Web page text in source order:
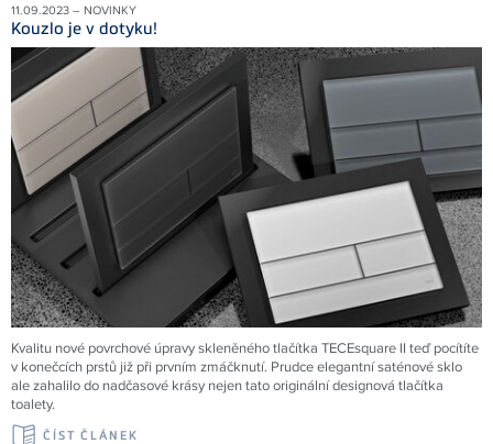
11.09.2023 – NOVINKY
Kouzlo je v dotyku!
Kvalitu nové povrchové úpravy skleněného tlačítka TECEsquare II teď pocítíte
v konečcích prstů již při prvním zmáčknutí. Prudce elegantní saténové sklo
ale zahalilo do nadčasové krásy nejen tato originální designová tlačítka
toalety.
ČÍST ČLÁNEK